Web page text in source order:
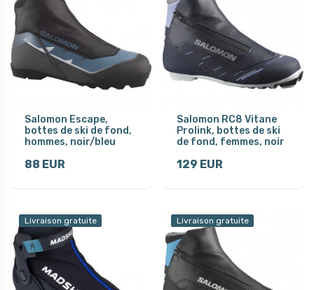
Salomon Escape,
bottes de ski de fond,
hommes, noir/bleu
88 EUR
Salomon RC8 Vitane
Prolink, bottes de ski
de fond, femmes, noir
129 EUR
Livraison gratuite Livraison gratuite